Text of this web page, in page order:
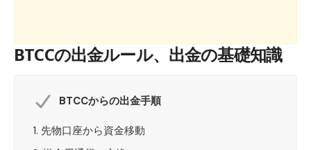
BTCCの出金ルール、出金の基礎知識
BTCCからの出金手順
先物口座から資金移動